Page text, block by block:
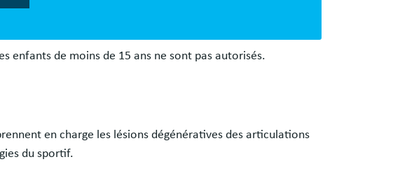
enfants de moins de 15 ans ne sont pas autorisés.
en charge les lésions dégénératives des articulations
du sportif.